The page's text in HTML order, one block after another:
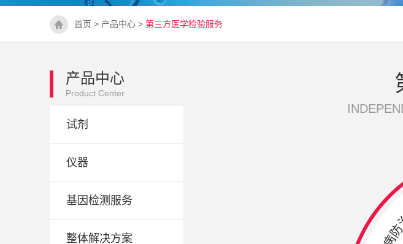
首页 > 产品中心> 第三方医学检验服务
产品中心
Product Center
试剂
仪器
基因检测服务
整体解决方案